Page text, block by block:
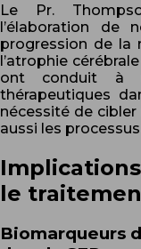
Le Pr.
l’élaboration de
progression de la
l’atrophie
ont conduit à
thérapeutiques
nécessité de
aussi les
le
Biomarqueurs